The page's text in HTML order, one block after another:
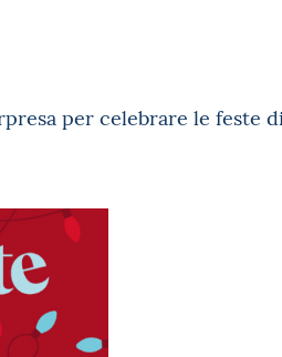
per celebrare le feste